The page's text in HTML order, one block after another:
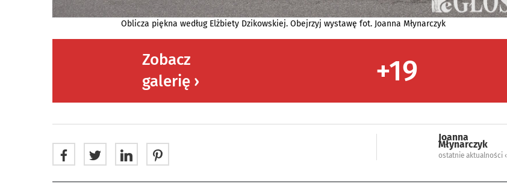
Oblicza piękna według Elżbiety Dzikowskiej. Obejrzyj wystawę fot. Joanna Młynarczyk
Zobacz
galerię ›
+19
Joanna
Młynarczyk
ostatnie aktualności ‹